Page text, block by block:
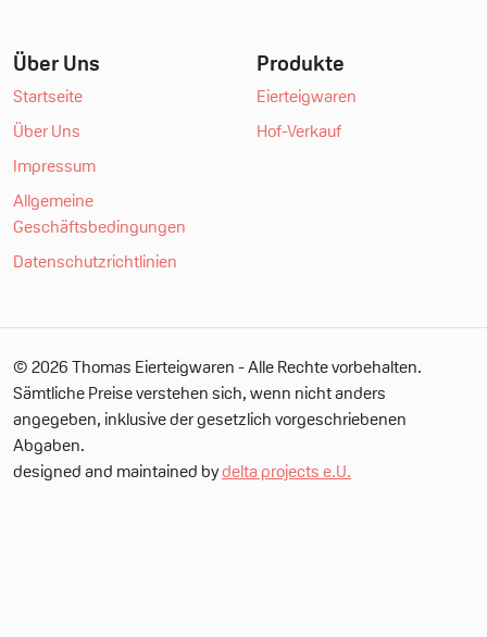
Über Uns
Startseite
Über Uns
Impressum
Allgemeine
Geschäftsbedingungen
Datenschutzrichtlinien
Produkte
Eierteigwaren
Hof-Verkauf
© 2026 Thomas Eierteigwaren - Alle Rechte vorbehalten.
Sämtliche Preise verstehen sich, wenn nicht anders
angegeben, inklusive der gesetzlich vorgeschriebenen
Abgaben.
designed and maintained bydelta projects e.U.